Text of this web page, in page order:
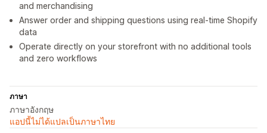
and merchandising
Answer order and shipping questions using real-time Shopify
data
Operate directly on your storefront with no additional tools
and zero workflows
ภาษา
ภาษาอังกฤษ
แอปนี้ไม่ได้แปลเป็นภาษาไทย